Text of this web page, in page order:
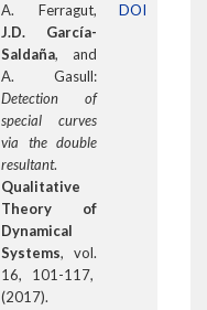
A. Ferragut,
J.D. García-
Saldaña, and
A. Gasull:
Detection of
special curves
via the double
resultant.
Qualitative
Theory of
Dynamical
Systems, vol.
16, 101-117,
(2017).
DOI